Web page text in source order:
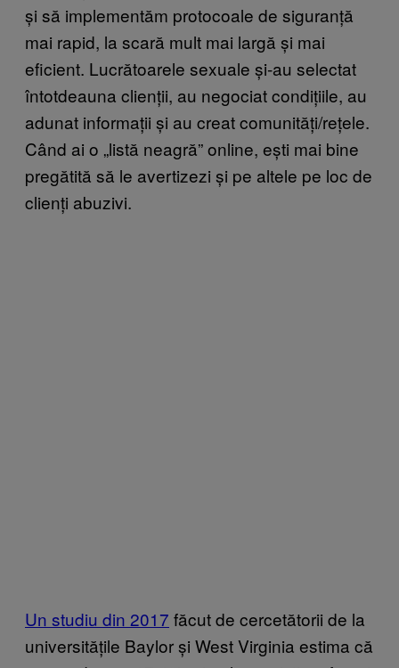
și să implementăm protocoale de siguranță
mai rapid, la scară mult mai largă și mai
eficient. Lucrătoarele sexuale și-au selectat
întotdeauna clienții, au negociat condițiile, au
adunat informații și au creat comunități/rețele.
Când ai o „listă neagră” online, ești mai bine
pregătită să le avertizezi și pe altele pe loc de
clienți abuzivi.
Un studiu din 2017 făcut de cercetătorii de la
universitățile Baylor și West Virginia estima că